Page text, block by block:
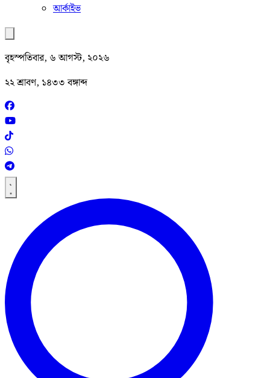
আর্কাইভ
বৃহস্পতিবার, ৬ আগস্ট, ২০২৬
২২ শ্রাবণ, ১৪৩৩ বঙ্গাব্দ